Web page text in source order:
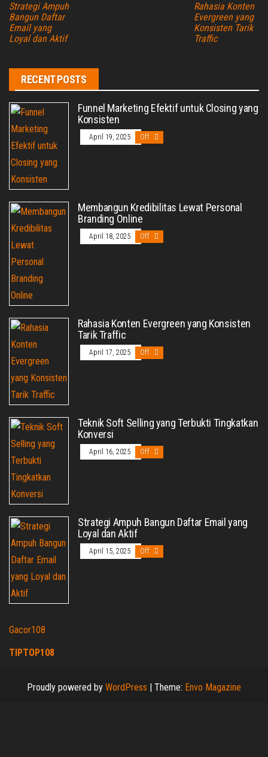
Strategi Ampuh
Bangun Daftar
Email yang
Loyal dan Aktif
Rahasia Konten
Evergreen yang
Konsisten Tarik
Traffic
RECENT POSTS
Funnel Marketing Efektif untuk Closing yang
Konsisten
April 19, 2025 Off
Membangun Kredibilitas Lewat Personal
Branding Online
April 18, 2025 Off
Rahasia Konten Evergreen yang Konsisten
Tarik Traffic
April 17, 2025 Off
Teknik Soft Selling yang Terbukti Tingkatkan
Konversi
April 16, 2025 Off
Strategi Ampuh Bangun Daftar Email yang
Loyal dan Aktif
April 15, 2025 Off
Gacor108
TIPTOP108
Proudly powered by WordPress Theme: Envo Magazine